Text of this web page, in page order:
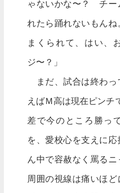
ゃないかな〜？ チー
れたら踊れないもん
まくられて、はい、
ジ〜？」
まだ、試合は終わっ
えばＭ高は現在ピンチ
差で今のところ勝っ
を、愛校心を支えに
ん中で容赦なく罵る
周囲の視線は痛いほど